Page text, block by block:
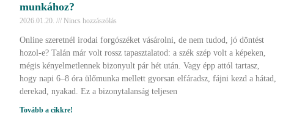
munkához?
2026.01.20. Nincs hozzászólás
Online szeretnél irodai forgószéket vásárolni, de nem tudod, jó döntést
hozol-e? Talán már volt rossz tapasztalatod: a szék szép volt a képeken,
mégis kényelmetlennek bizonyult pár hét után. Vagy épp attól tartasz,
hogy napi 6–8 óra ülőmunka mellett gyorsan elfáradsz, fájni kezd a hátad,
derekad, nyakad. Ez a bizonytalanság teljesen
Tovább a cikkre!